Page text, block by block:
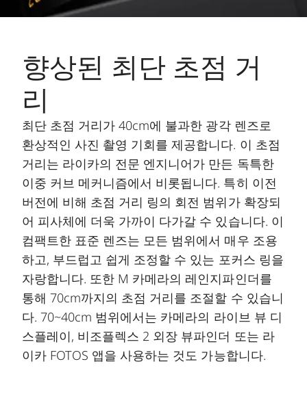
향상된 최단 초점 거
리
최단 초점 거리가 40cm에 불과한 광각 렌즈로
환상적인 사진 촬영 기회를 제공합니다. 이 초점
거리는 라이카의 전문 엔지니어가 만든 독특한
이중 커브 메커니즘에서 비롯됩니다. 특히 이전
버전에 비해 초점 거리 링의 회전 범위가 확장되
어 피사체에 더욱 가까이 다가갈 수 있습니다. 이
컴팩트한 표준 렌즈는 모든 범위에서 매우 조용
하고, 부드럽고 쉽게 조정할 수 있는 포커스 링을
자랑합니다. 또한 M 카메라의 레인지파인더를
통해 70cm까지의 초점 거리를 조절할 수 있습니
다. 70~40cm 범위에서는 카메라의 라이브 뷰 디
스플레이, 비조플렉스 2 외장 뷰파인더 또는 라
이카 FOTOS 앱을 사용하는 것도 가능합니다.